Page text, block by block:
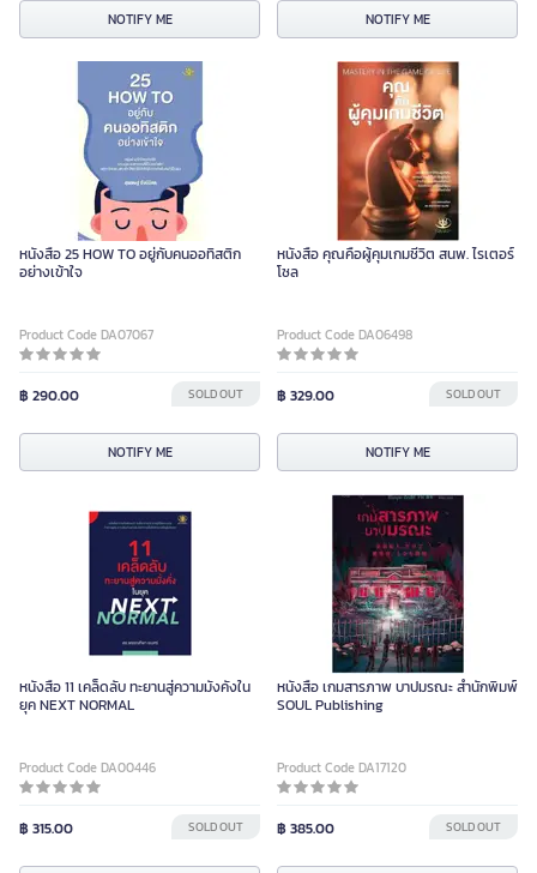
NOTIFY ME NOTIFY ME
หนังสือ 25 HOW TO อยู่กับคนออทิสติก
อย่างเข้าใจ
Product Code DA07067
฿ 290.00 SOLD OUT
NOTIFY ME
หนังสือ คุณคือผู้คุมเกมชีวิต สนพ. ไรเตอร์
โซล
Product Code DA06498
฿ 329.00 SOLD OUT
NOTIFY ME
หนังสือ 11 เคล็ดลับ ทะยานสู่ความมั่งคั่งใน
ยุค NEXT NORMAL
Product Code DA00446
฿ 315.00 SOLD OUT
หนังสือ เกมสารภาพ บาปมรณะ สำนักพิมพ์
SOUL Publishing
Product Code DA17120
฿ 385.00 SOLD OUT